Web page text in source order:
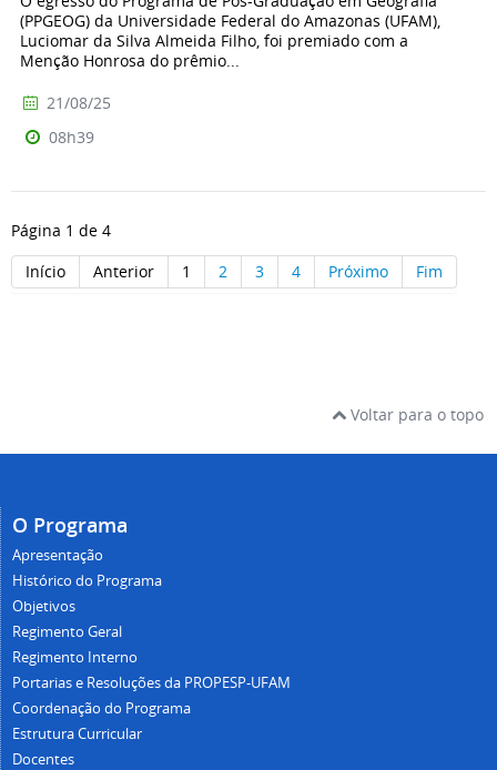
(PPGEOG) da Universidade Federal do Amazonas (UFAM),
Luciomar da Silva Almeida Filho, foi premiado com a
Menção Honrosa do prêmio...
21/08/25
08h39
Página 1 de 4
Início
Anterior 1 2 3 4 Próximo Fim
Voltar para o topo
O Programa
Apresentação
Histórico do Programa
Objetivos
Regimento Geral
Regimento Interno
Portarias e Resoluções da PROPESP-UFAM
Coordenação do Programa
Estrutura Curricular
Docentes